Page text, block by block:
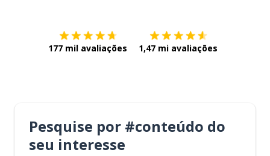
177 mil avaliações 1,47 mi avaliações
Pesquise por #conteúdo do
seu interesse